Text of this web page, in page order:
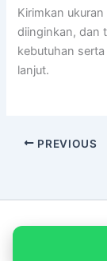
Kirimkan
diinginkan, dan
kebutuhan
lanjut.
PREVIOUS